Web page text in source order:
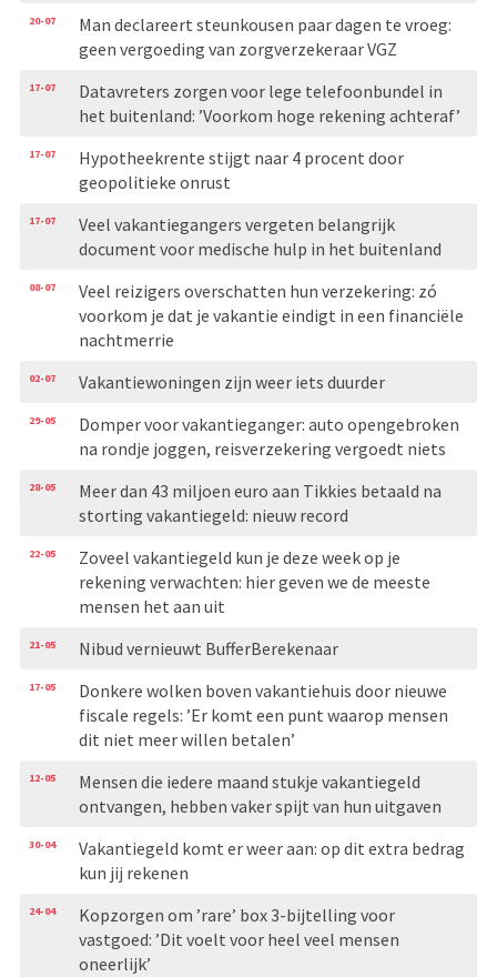
20-07
Man declareert steunkousen paar dagen te vroeg:
geen vergoeding van zorgverzekeraar VGZ
17-07
Datavreters zorgen voor lege telefoonbundel in
het buitenland: ’Voorkom hoge rekening achteraf’
17-07
Hypotheekrente stijgt naar 4 procent door
geopolitieke onrust
17-07
Veel vakantiegangers vergeten belangrijk
document voor medische hulp in het buitenland
08-07
Veel reizigers overschatten hun verzekering: zó
voorkom je dat je vakantie eindigt in een financiële
nachtmerrie
02-07 Vakantiewoningen zijn weer iets duurder
29-05
Domper voor vakantieganger: auto opengebroken
na rondje joggen, reisverzekering vergoedt niets
28-05
Meer dan 43 miljoen euro aan Tikkies betaald na
storting vakantiegeld: nieuw record
22-05
Zoveel vakantiegeld kun je deze week op je
rekening verwachten: hier geven we de meeste
mensen het aan uit
21-05 Nibud vernieuwt BufferBerekenaar
17-05
Donkere wolken boven vakantiehuis door nieuwe
fiscale regels: ’Er komt een punt waarop mensen
dit niet meer willen betalen’
12-05
Mensen die iedere maand stukje vakantiegeld
ontvangen, hebben vaker spijt van hun uitgaven
30-04
Vakantiegeld komt er weer aan: op dit extra bedrag
kun jij rekenen
24-04
Kopzorgen om ’rare’ box 3-bijtelling voor
vastgoed: ’Dit voelt voor heel veel mensen
oneerlijk’